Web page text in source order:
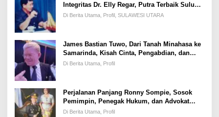
Integritas Dr. Elly Regar, Putra Terbaik Suluun
yang Disegani Lintas Generasi
Di Berita Utama, Profil, SULAWESI UTARA
James Bastian Tuwo, Dari Tanah Minahasa ke
Samarinda, Kisah Cinta, Pengabdian, dan
Kesuksesan
Di Berita Utama, Profil
Perjalanan Panjang Ronny Sompie, Sosok
Pemimpin, Penegak Hukum, dan Advokat
Keadilan
Di Berita Utama, Profil